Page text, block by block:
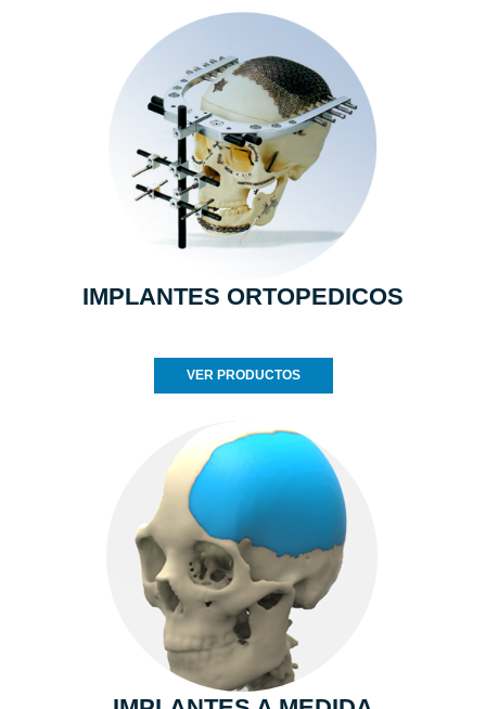
IMPLANTES ORTOPEDICOS
VER PRODUCTOS